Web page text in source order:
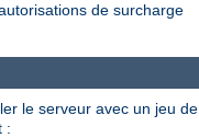
de surcharge
le serveur avec un jeu de
: